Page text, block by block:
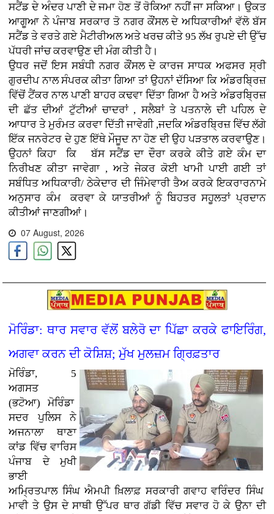
ਸਟੈਂਡ ਦੇ ਅੰਦਰ ਪਾਣੀ ਦੇ ਜਮਾ ਹੋਣ ਤੋਂ ਰੋਕਿਆ ਨਹੀਂ ਜਾ ਸਕਿਆ। ਉਕਤ
ਆਗੂਆ ਨੇਪੰਜਾਬ ਸਰਕਾਰ ਤੋ ਨਗਰ ਕੌਂਸਲ ਦੇ ਅਧਿਕਾਰੀਆਂ ਵੱਲੋਬੱਸ
ਸਟੈਂਡ ਤੇ ਵਰਤੇ ਗਏ ਮੈਟੀਰੀਅਲ ਅਤੇ ਖਰਚ ਕੀਤੇ 95 ਲੱਖ ਰੁਪਏ ਦੀ ਉੱਚ
ਪੱਧਰੀ ਜਾਂਚ ਕਰਵਾਉਣ ਦੀ ਮੰਗ ਕੀਤੀ ਹੈ।
ਉਧਰ ਜਦੋਂ ਇਸ ਸਬੰਧੀ ਨਗਰ ਕੌਂਸਲ ਦੇ ਕਾਰਜ ਸਾਧਕ ਅਫਸਰ ਸ੍ਰੀ
ਗੁਰਦੀਪ ਨਾਲ ਸੰਪਰਕ ਕੀਤਾ ਗਿਆ ਤਾਂ ਉਹਨਾਂ ਦੱਸਿਆ ਕਿ ਅੰਡਰਬ੍ਰਿਜ਼
ਵਿੱਚੋਂ ਟੈਂਕਰ ਨਾਲਪਾਣੀ ਬਾਹਰ ਕਢਵਾ ਦਿੱਤਾ ਗਿਆ ਹੈ ਅਤੇ ਅੰਡਰਬ੍ਰਿਜ਼
ਦੀ ਛੱਤ ਦੀਆਂ ਟੁੱਟੀਆਂ ਚਾਦਰਾਂ , ਸਲੈਬਾਂ ਤੇ ਪਤਨਾਲੇ ਦੀ ਪਹਿਲ ਦੇ
ਆਧਾਰ ਤੇ ਮੁਰੰਮਤ ਕਰਵਾ ਦਿੱਤੀ ਜਾਵੇਗੀ ,ਜਦਕਿ ਅੰਡਰਬ੍ਰਿਜ਼ ਵਿੱਚ ਲੱਗੇ
ਇੱਕ ਜਨਰੇਟਰ ਦੇ ਹੁਣ ਇੱਥੇ ਮੌਜੂਦ ਨਾ ਹੋਣ ਦੀ ਉਹ ਪੜਤਾਲ ਕਰਵਾਉਣ।
ਉਹਨਾਂ ਕਿਹਾ ਕਿ ਬੱਸ ਸਟੈਂਡ ਦਾ ਦੌਰਾ ਕਰਕੇ ਕੀਤੇ ਗਏ ਕੰਮ ਦਾ
ਨਿਰੀਖਣ ਕੀਤਾ ਜਾਵੇਗਾ , ਅਤੇ ਜੇਕਰ ਕੋਈ ਖਾਮੀ ਪਾਈ ਗਈ ਤਾਂ
ਸਬੰਧਿਤ ਅਧਿਕਾਰੀ/ ਠੇਕੇਦਾਰ ਦੀ ਜਿੰਮੇਵਾਰੀ ਤੈਅ ਕਰਕੇ ਇਕਰਾਰਨਾਮੇ
ਅਨੁਸਾਰ ਕੰਮ
ਕਰਵਾ ਕੇ ਯਾਤਰੀਆਂ ਨੂੰ ਬਿਹਤਰ ਸਹੂਲਤਾਂ ਪ੍ਰਦਾਨ
ਕੀਤੀਆਂ ਜਾਣਗੀਆਂ।
07 August, 2026
ਮੋਰਿੰਡਾ: ਥਾਰ ਸਵਾਰ ਵੱਲੋਂ ਬਲੇਰੋ ਦਾ ਪਿੱਛਾ ਕਰਕੇ ਫਾਇਰਿੰਗ,
ਅਗਵਾ ਕਰਨ ਦੀ ਕੋਸ਼ਿਸ਼; ਮੁੱਖ ਮੁਲਜ਼ਮ ਗ੍ਰਿਫ਼ਤਾਰ
ਮੋਰਿੰਡਾ, 5
ਅਗਸਤ
(ਭਟੋਆ)ਮੋਰਿੰਡਾ
ਸਦਰ ਪੁਲਿਸ ਨੇ
ਅਜਨਾਲਾ ਥਾਣਾ
ਕਾਂਡ ਵਿੱਚ ਵਾਰਿਸ
ਪੰਜਾਬ ਦੇ ਮੁਖੀ
ਭਾਈ
ਅਮ੍ਰਿਤਪਾਲ ਸਿੰਘ ਐਮਪੀ ਖ਼ਿਲਾਫ਼ ਸਰਕਾਰੀ ਗਵਾਹ ਵਰਿੰਦਰ ਸਿੰਘ
ਮਾਵੀ ਤੇ ਉਸ ਦੇ ਸਾਥੀ ਉੱਪਰ ਥਾਰ ਗੱਡੀ ਵਿੱਚ ਸਵਾਰ ਹੋ ਕੇ ਉਨਾ ਦੀ